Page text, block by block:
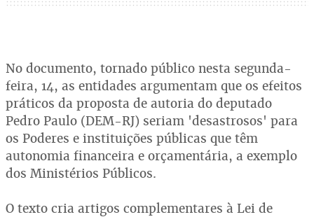
No documento, tornado público nesta segunda-
feira, 14, as entidades argumentam que os efeitos
práticos da proposta de autoria do deputado
Pedro Paulo (DEM-RJ) seriam 'desastrosos' para
os Poderes e instituições públicas que têm
autonomia financeira e orçamentária, a exemplo
dos Ministérios Públicos.
O texto cria artigos complementares à Lei de